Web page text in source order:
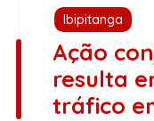
Ibipitanga
Ação
resulta
tráfico